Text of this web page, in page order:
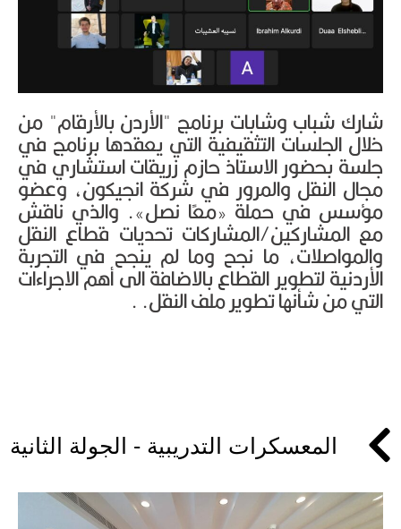
شارك شباب وشابات برنامج "الأردن بالأرقام" من
خلال الجلسات التثقيفية التي يعقدها برنامج في
جلسة بحضور الاستاذ حازم زريقات استشاري في
مجال النقل والمرور في شركة انجيكون، وعضو
مؤسس في حملة «معًا نصل». والذي ناقش
مع المشاركين/المشاركات تحديات قطاع النقل
والمواصلات، ما نجح وما لم ينجح في التجربة
الأردنية لتطوير القطاع بالاضافة الى أهم الاجراءات
التي من شأنها تطوير ملف النقل. .
المعسكرات التدريبية - الجولة الثانية